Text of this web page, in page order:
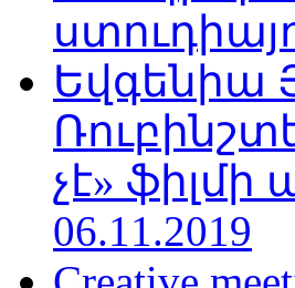
Եվգենիա
չէ»
06.11.2019